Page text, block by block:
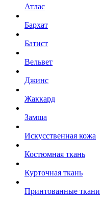
Атлас
Бархат
Батист
Вельвет
Джинс
Жаккард
Замша
Искусственная кожа
Костюмная ткань
Курточная ткань
Принтованные ткани